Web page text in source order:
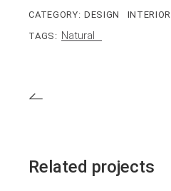
CATEGORY: DESIGN
INTERIOR
TAGS: Natural
Related projects